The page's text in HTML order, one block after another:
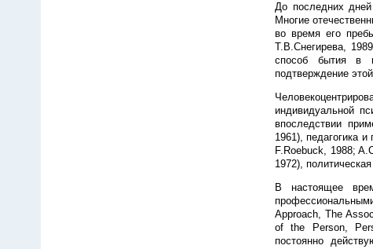
До последних
Многие
во время его
Т.В.Снегирева,
способ бытия в
подтверждение
индивидуальной
впоследствии
1961), педагогика
F.Roebuck, 1988;
1972),
В настоящее
Approach, The
of the Person,
постоянно